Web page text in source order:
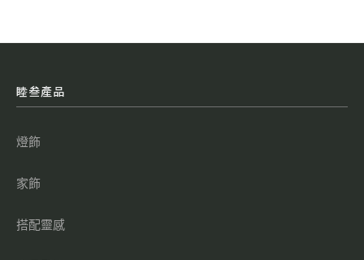
睦叁產品
燈飾
家飾
搭配靈感